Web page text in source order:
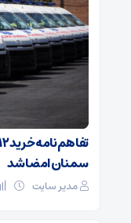
سمنان امضا شد
مدیر سایت